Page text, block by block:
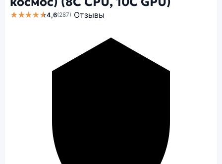
★★★★★4,6(287) Отзывы